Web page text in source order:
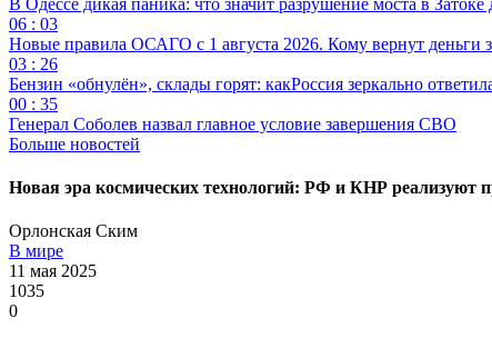
06 : 03
Новые правила ОСАГО с 1 августа 2026. Кому вернут деньги
03 : 26
Бензин «обнулён», склады горят: какРоссия зеркально
00 : 35
Генерал Соболев назвал главное условие завершения СВО
Больше новостей
Новая эра космических технологий: РФ и КНР реализуют
Орлонская Ским
В мире
11 мая 2025
1035
0